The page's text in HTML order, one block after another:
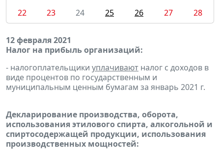
22
23 24 25 26 27 28
12 февраля 2021
Налог на прибыль организаций:
- налогоплательщики уплачивают налог с доходов в
виде процентов по государственным и
муниципальным ценным бумагам за январь 2021 г.
Декларирование производства, оборота,
использования этилового спирта, алкогольной и
спиртосодержащей продукции, использования
производственных мощностей: